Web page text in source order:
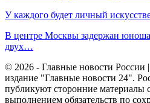
У каждого будет личный
В центре Москвы задержан
двух…
© 2026 - Главные новости России
издание "Главные новости 24".
публикуют сторонние материалы
выполнением обязательств по